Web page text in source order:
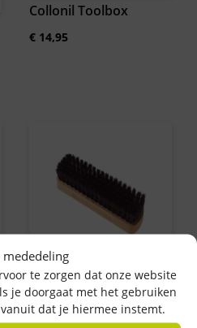
mededeling
te zorgen dat onze website
je doorgaat met het gebruiken
dat je hiermee instemt.
Collonil Toolbox
€14,95
Collonil
Uitpoetsborstel zwart
18 cm